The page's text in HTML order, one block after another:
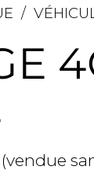
/
(vendue